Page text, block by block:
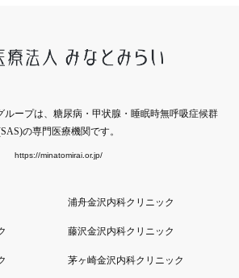
ループは、糖尿病・甲状腺・睡眠時無呼吸症候群
の専門医療機関です。
https://minatomirai.or.jp/
浦舟金沢内科クリニック
藤沢金沢内科クリニック
茅ヶ崎金沢内科クリニック